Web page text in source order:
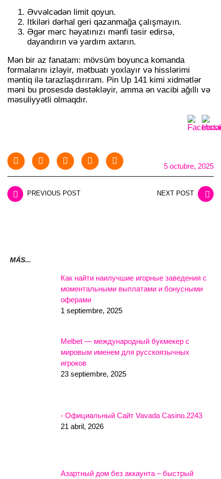
Əvvəlcədən limit qoyun.
Itkiləri dərhal geri qazanmağa çalışmayın.
Əgər mərc həyatınızı mənfi təsir edirsə,
dayandırın və yardım axtarın.
Mən bir az fanatam: mövsüm boyunca komanda
formalarını izləyir, mətbuatı yoxlayır və hisslərimi
məntiq ilə tarazlaşdırıram. Pin Up 141 kimi xidmətlər
məni bu prosesdə dəstəkləyir, amma ən vacibi ağıllı və
məsuliyyətli olmaqdır.
5 octubre, 2025
PREVIOUS POST NEXT POST
MÁS...
Как найти наилучшие игорные заведения с
моментальными выплатами и бонусными
оферами
1 septiembre, 2025
Melbet — международный букмекер с
мировым именем для русскоязычных
игроков
23 septiembre, 2025
- Официальный Сайт Vavada Casino.2243
21 abril, 2026
Азартный дом без аккаунта – быстрый